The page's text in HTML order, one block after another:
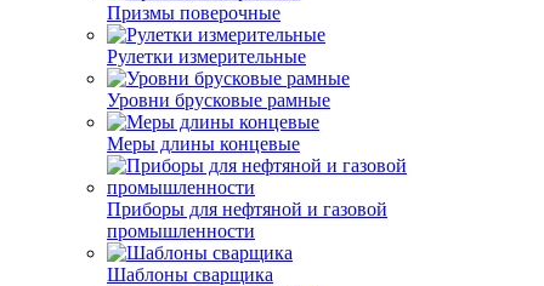
Призмы поверочные
Рулетки измерительные
Уровни брусковые рамные
Меры длины концевые
Приборы для нефтяной и газовой
промышленности
Шаблоны сварщика